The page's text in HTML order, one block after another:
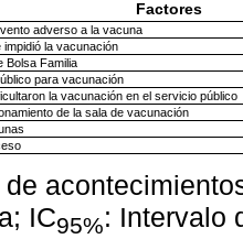
Factores
adverso a la vacuna
impidió la vacunación
Bolsa Familia
para vacunación
la vacunación en el servicio público
de la sala de vacunación
IC95%: Intervalo